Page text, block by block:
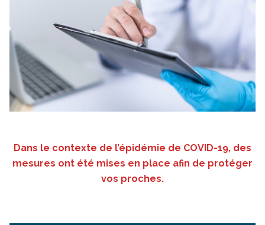
Dans le contexte de l’épidémie de COVID-19, des
mesures ont été mises en place afin de protéger
vos proches.